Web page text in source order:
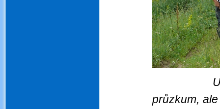
průzkum,